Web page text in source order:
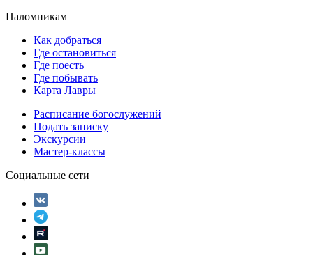
Паломникам
Как добраться
Где остановиться
Где поесть
Где побывать
Карта Лавры
Расписание богослужений
Подать записку
Экскурсии
Мастер-классы
Социальные сети